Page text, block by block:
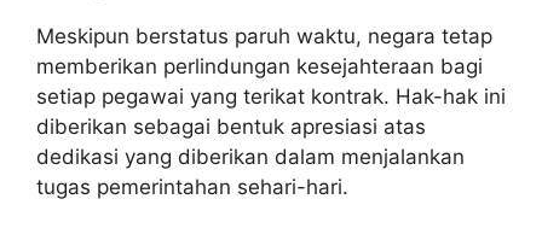
Meskipun berstatus paruh waktu, negara tetap
memberikan perlindungan kesejahteraan bagi
setiap pegawai yang terikat kontrak. Hak-hak ini
diberikan sebagai bentuk apresiasi atas
dedikasi yang diberikan dalam menjalankan
tugas pemerintahan sehari-hari.